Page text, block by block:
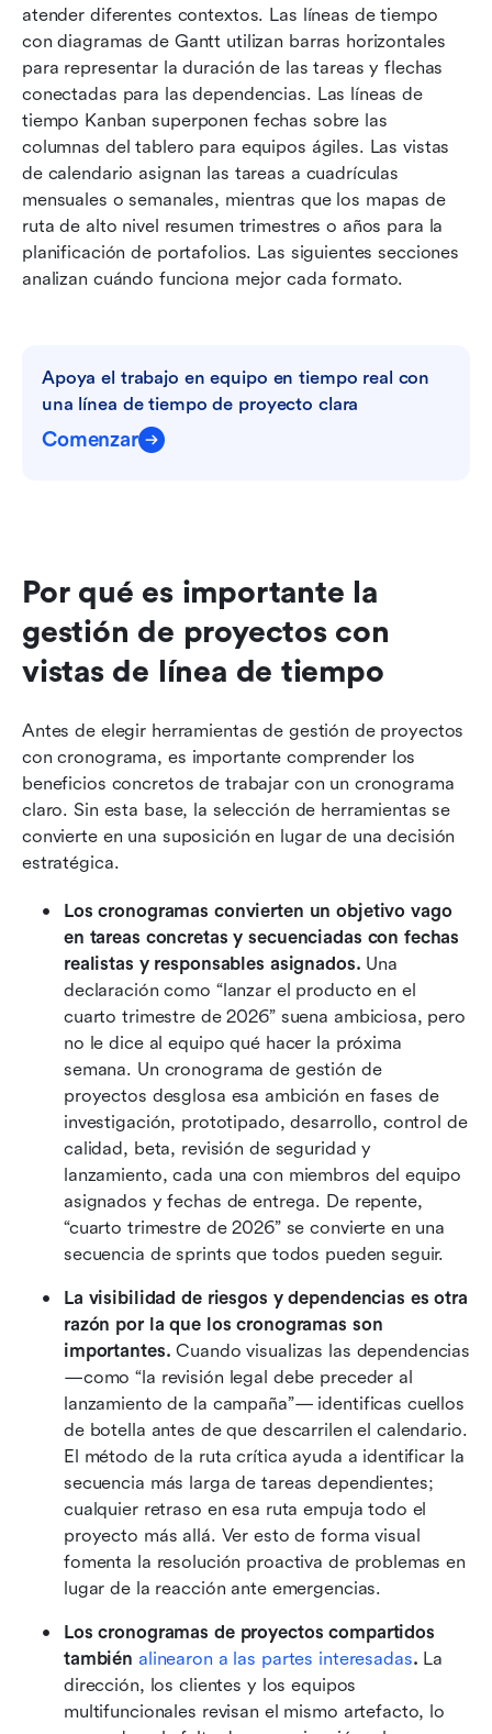
atender diferentes contextos. Las líneas de tiempo
con diagramas de Gantt utilizan barras horizontales
para representar la duración de las tareas y flechas
conectadas para las dependencias. Las líneas de
tiempo Kanban superponen fechas sobre las
columnas del tablero para equipos ágiles. Las vistas
de calendario asignan las tareas a cuadrículas
mensuales o semanales, mientras que los mapas de
ruta de alto nivel resumen trimestres o años para la
planificación de portafolios. Las siguientes secciones
analizan cuándo funciona mejor cada formato.
Apoya el trabajo en equipo en tiempo real con
una línea de tiempo de proyecto clara
Comenzar
Por qué es importante la
gestión de proyectos con
vistas de línea de tiempo
Antes de elegir herramientas de gestión de proyectos
con cronograma, es importante comprender los
beneficios concretos de trabajar con un cronograma
claro. Sin esta base, la selección de herramientas se
convierte en una suposición en lugar de una decisión
estratégica.
Los cronogramas convierten un objetivo vago
en tareas concretas y secuenciadas con fechas
realistas y responsables asignados. Una
declaración como “lanzar el producto en el
cuarto trimestre de 2026” suena ambiciosa, pero
no le dice al equipo qué hacer la próxima
semana. Un cronograma de gestión de
proyectos desglosa esa ambición en fases de
investigación, prototipado, desarrollo, control de
calidad, beta, revisión de seguridad y
lanzamiento, cada una con miembros del equipo
asignados y fechas de entrega. De repente,
“cuarto trimestre de 2026” se convierte en una
secuencia de sprints que todos pueden seguir.
La visibilidad de riesgos y dependencias es otra
razón por la que los cronogramas son
importantes. Cuando visualizas las dependencias
—como “la revisión legal debe preceder al
lanzamiento de la campaña”— identificas cuellos
de botella antes de que descarrilen el calendario.
El método de la ruta crítica ayuda a identificar la
secuencia más larga de tareas dependientes;
cualquier retraso en esa ruta empuja todo el
proyecto más allá. Ver esto de forma visual
fomenta la resolución proactiva de problemas en
lugar de la reacción ante emergencias.
Los cronogramas de proyectos compartidos
también alinearon a las partes interesadas. La
dirección, los clientes y los equipos
multifuncionales revisan el mismo artefacto, lo